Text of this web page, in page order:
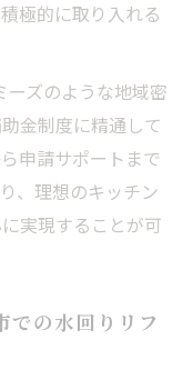
ム成功術
った安心リフォ
伝える信頼のリ
阜市での安心施
極的に取り入れる
ーズのような地域密
金制度に精通して
申請サポートまで
、理想のキッチン
実現することが可
での水回りリフ